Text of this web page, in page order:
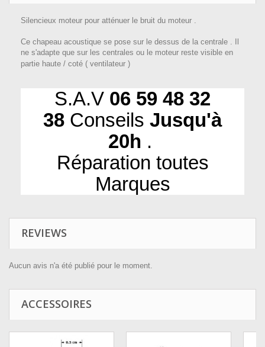
Silencieux moteur pour atténuer le bruit du moteur .
Ce chapeau acoustique se pose sur le dessus de la centrale . Il
ne s'adapte que sur les centrales ou le moteur reste visible en
partie haute / coté ( ventilateur )
S.A.V 06 59 48 32
38 Conseils Jusqu'à
20h .
Réparation toutes
Marques
REVIEWS
Aucun avis n'a été publié pour le moment.
ACCESSOIRES